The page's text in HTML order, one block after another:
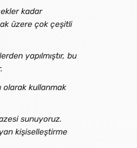
kadar
üzere çok çeşitli
yapılmıştır, bu
olarak kullanmak
sunuyoruz.
kişiselleştirme